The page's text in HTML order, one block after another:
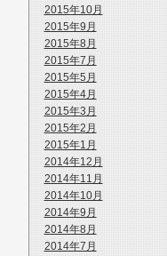
2015年10月
2015年9月
2015年8月
2015年7月
2015年5月
2015年4月
2015年3月
2015年2月
2015年1月
2014年12月
2014年11月
2014年10月
2014年9月
2014年8月
2014年7月